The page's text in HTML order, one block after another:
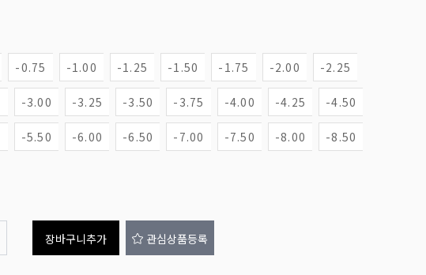
-0.75 -1.00 -1.25 -1.50 -1.75 -2.00 -2.25
-3.00 -3.25 -3.50 -3.75 -4.00 -4.25 -4.50
-5.50 -6.00 -6.50 -7.00 -7.50 -8.00 -8.50
장바구니추가 관심상품등록